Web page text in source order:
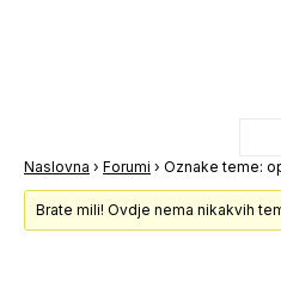
Naslovna › Forumi › Oznake teme:
Brate mili! Ovdje nema nikakvih